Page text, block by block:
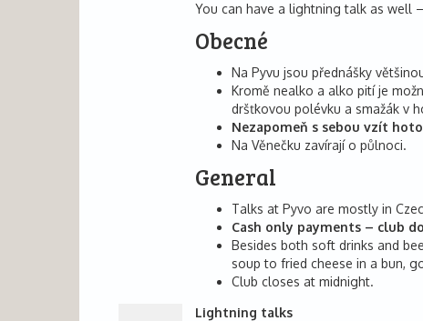
You can have a lightning talk as well
Obecné
Na Pyvu jsou přednášky
Kromě nealko a alko pití je
dršťkovou polévku a smažák v
Nezapomeň s sebou vzít
Na Věnečku zavírají o půlnoci.
General
Talks at Pyvo are mostly in
Cash only payments – club
Besides both soft drinks and
soup to fried cheese in a bun,
Club closes at midnight.
Lightning talks